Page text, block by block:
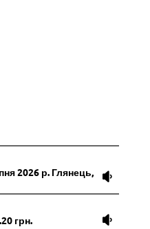
2026 р. Глянець,
грн.